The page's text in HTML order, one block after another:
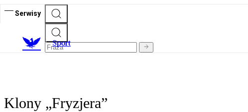
Serwisy
Sport
Klony „Fryzjera”